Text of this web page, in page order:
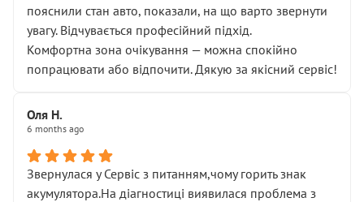
пояснили стан авто, показали, на що варто звернути
увагу. Відчувається професійний підхід.
Комфортна зона очікування — можна спокійно
попрацювати або відпочити. Дякую за якісний сервіс!
Оля Н.
6 months ago
Звернулася у Сервіс з питанням,чому горить знак
акумулятора.На діагностиці виявилася проблема з